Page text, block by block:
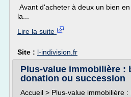
Avant d'acheter à deux un bien
la...
Lire la suite
Site : l-indivision.fr
Plus-value immobilière :
donation ou succession
Accueil > Plus-value immobilière